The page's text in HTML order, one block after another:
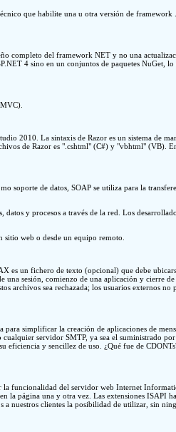
que habilite una u otra versión de
completo del framework NET y no una
4 sino en un conjuntos de paquetes NuGet,
2010. La sintaxis de Razor es un sistema de
de Razor es ".cshtml" (C#) y "vbhtml" (VB).
soporte de datos, SOAP se utiliza para la
y procesos a través de la red. Los
sitio web o desde un equipo remoto.
un fichero de texto (opcional) que debe
sesión, comienzo de una aplicación y cierre
archivos sea rechazada; los usuarios externos
simplificar la creación de aplicaciones de
servidor SMTP, ya sea el suministrado
eficiencia y sencillez de uso. ¿Qué fue de
funcionalidad del servidor web Internet
la página una y otra vez. Las extensiones ISAPI
nuestros clientes la posibilidad de utilizar, sin